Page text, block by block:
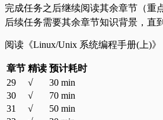
完成任务之后继续阅读其余章节（重
后续任务需要其余章节知识背景，直
阅读《Linux/Unix 系统编程手册(上)》
章节 精读 预计耗时
29
√
30 min
30
√
70 min
31
√
50 min